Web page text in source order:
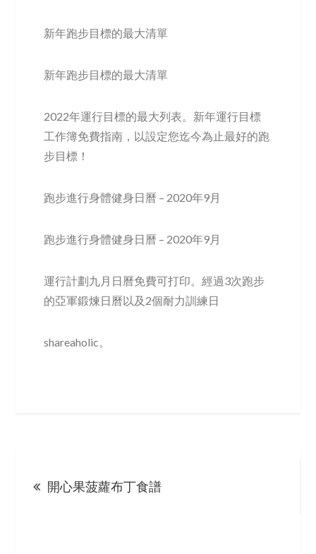
新年跑步目標的最大清單
新年跑步目標的最大清單
2022年運行目標的最大列表。新年運行目標
工作簿免費指南，以設定您迄今為止最好的跑
步目標！
跑步進行身體健身日曆 – 2020年9月
跑步進行身體健身日曆 – 2020年9月
運行計劃九月日曆免費可打印。經過3次跑步
的亞軍鍛煉日曆以及2個耐力訓練日
shareaholic。
navigation
開心果菠蘿布丁食譜